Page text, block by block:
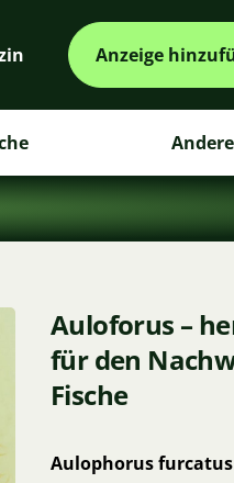
Anzeige
Andere
Auloforus –
für den
Fische
Aulophorus furcatus